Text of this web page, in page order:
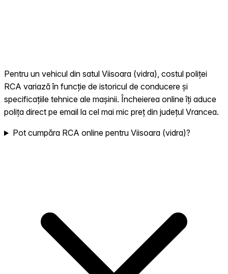
Pentru un vehicul din satul Viisoara (vidra), costul poliței
RCA variază în funcție de istoricul de conducere și
specificațiile tehnice ale mașinii. Încheierea online îți aduce
polița direct pe email la cel mai mic preț din județul Vrancea.
Pot cumpăra RCA online pentru Viisoara (vidra)?